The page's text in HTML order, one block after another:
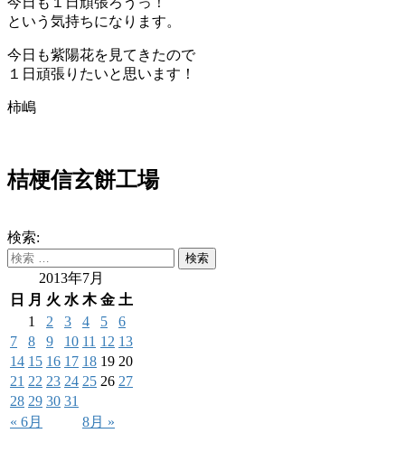
という気持ちになります。
今日も紫陽花を見てきたので
１日頑張りたいと思います！
柿嶋
桔梗信玄餅工場
検索:
2013年7月
日
月 火 水 木 金 土
« 6月 8月 »
1 2 3 4 5
6
7
8 9 10 11 12 13
14 15 16 17 18 19 20
21 22 23 24 25 26 27
28 29 30 31